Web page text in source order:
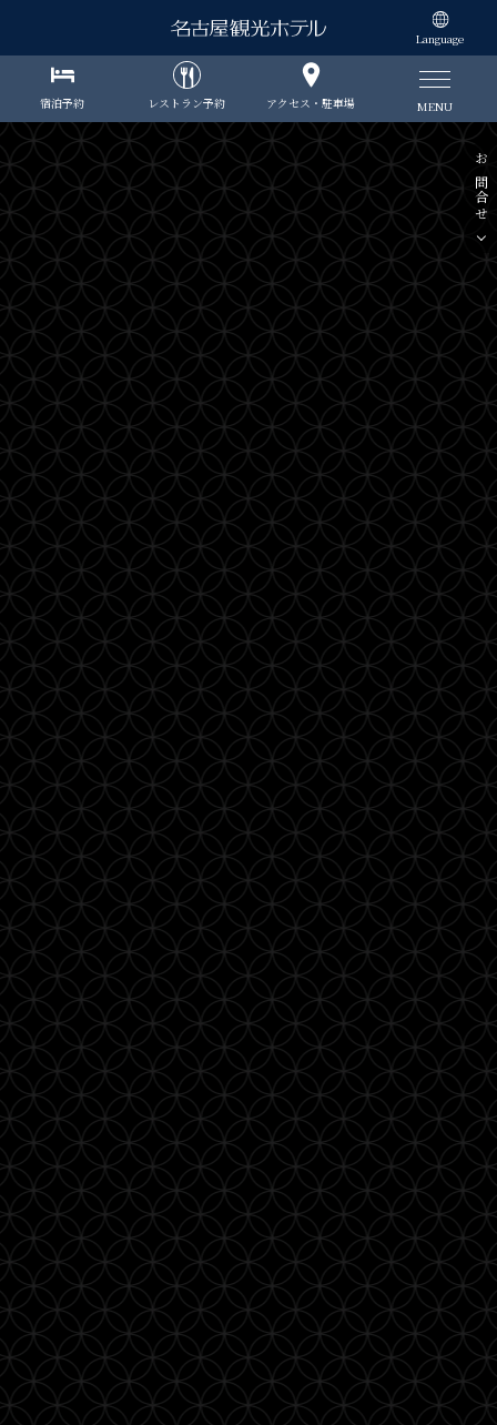
Language
宿泊予約 レストラン予約 アクセス・駐車場 MENU
お問合せ